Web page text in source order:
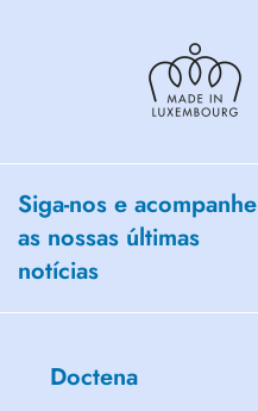
Siga-nos e acompanhe
as nossas últimas
notícias
Doctena